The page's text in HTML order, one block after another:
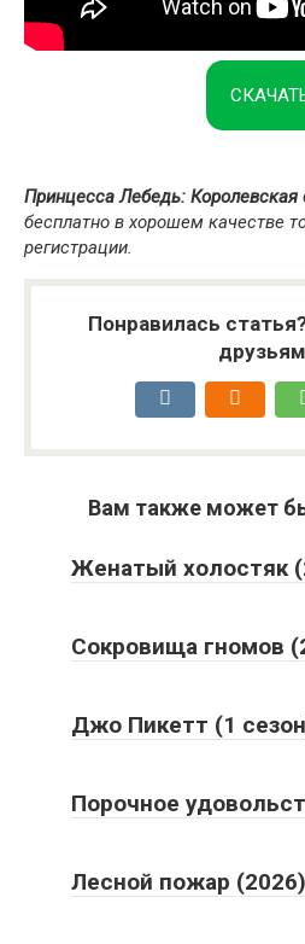
Принцесса Лебедь: Королевская
бесплатно в хорошем качестве
регистрации.
Понравилась
Вам также может
Женатый холостяк
Сокровища гномов
Джо Пикетт (1
Порочное
Лесной пожар (2026)